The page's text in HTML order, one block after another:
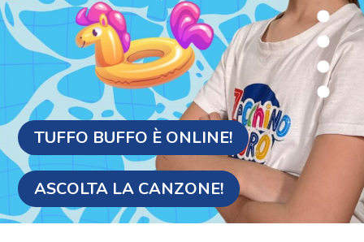
"LA REPUBBLICA È UN GRANDE
CORO" È ONLINE!